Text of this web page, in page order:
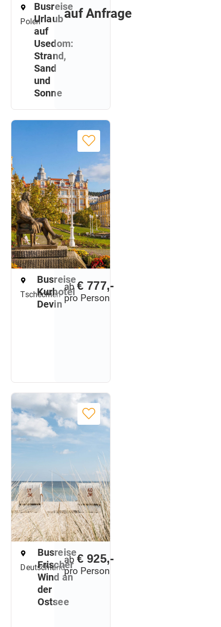
Polen
Busreise
Urlaub
auf
Usedom:
Strand,
Sand
und
Sonne
auf Anfrage
Tschechien
Busreise
Kurhotel
Devin
ab€ 777,-
pro Person
Deutschland
Busreise
Frischer
Wind an
der
Ostsee
ab€ 925,-
pro Person